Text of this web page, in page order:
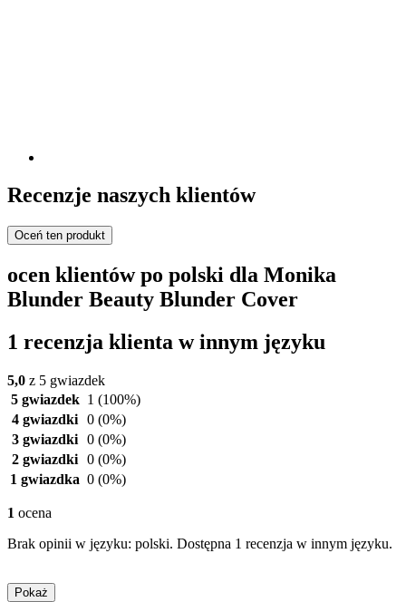
Recenzje naszych klientów
Oceń ten produkt
ocen klientów po polski dla Monika
Blunder Beauty Blunder Cover
1 recenzja klienta w innym języku
5,0 z 5 gwiazdek
5 gwiazdek 1 (100%)
4 gwiazdki 0 (0%)
3 gwiazdki 0 (0%)
2 gwiazdki 0 (0%)
1 gwiazdka 0 (0%)
1 ocena
Brak opinii w języku: polski. Dostępna 1 recenzja w innym języku.
Pokaż